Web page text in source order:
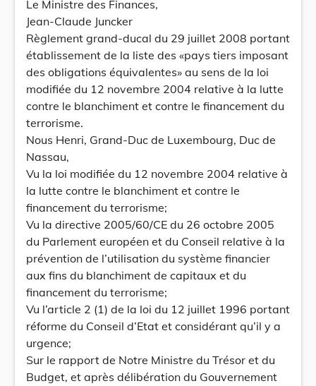
Le Ministre des Finances,
Jean-Claude Juncker
Règlement grand-ducal du 29 juillet 2008 portant
établissement de la liste des «pays tiers imposant
des obligations équivalentes» au sens de la loi
modifiée du 12 novembre 2004 relative à la lutte
contre le blanchiment et contre le financement du
terrorisme.
Nous Henri, Grand-Duc de Luxembourg, Duc de
Nassau,
Vu la loi modifiée du 12 novembre 2004 relative à
la lutte contre le blanchiment et contre le
financement du terrorisme;
Vu la directive 2005/60/CE du 26 octobre 2005
du Parlement européen et du Conseil relative à la
prévention de l’utilisation du système financier
aux fins du blanchiment de capitaux et du
financement du terrorisme;
Vu l’article 2 (1) de la loi du 12 juillet 1996 portant
réforme du Conseil d’Etat et considérant qu’il y a
urgence;
Sur le rapport de Notre Ministre du Trésor et du
Budget, et après délibération du Gouvernement